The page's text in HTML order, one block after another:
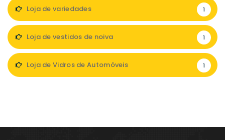
Loja de variedades 1
Loja de vestidos de noiva 1
Loja de Vidros de Automóveis 1